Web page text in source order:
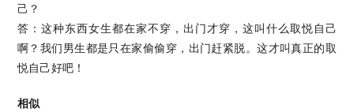
己？
答：这种东西女生都在家不穿，出门才穿，这叫什么取悦自己
啊？我们男生都是只在家偷偷穿，出门赶紧脱。这才叫真正的取
悦自己好吧！
相似